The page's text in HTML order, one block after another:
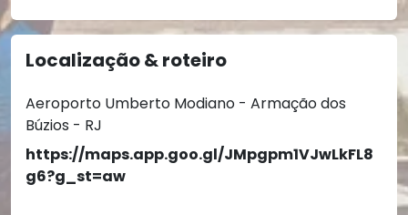
Localização & roteiro
Aeroporto Umberto Modiano - Armação dos
Búzios - RJ
https://maps.app.goo.gl/JMpgpm1VJwLkFL8
g6?g_st=aw